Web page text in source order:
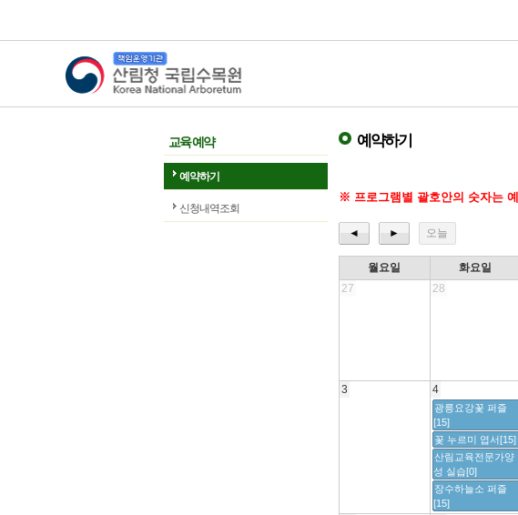
산림청 국립수목원
교육 예약
예약하기
신청내역조회
예약하기
※ 프로그램별 괄호안의 숫자는
◄ ► 오늘
월요일 화요일
27
28
3 4
광릉요강꽃 퍼즐
[15]
꽃 누르미 엽서[15]
산림교육전문가양
성 실습[0]
장수하늘소 퍼즐
[15]